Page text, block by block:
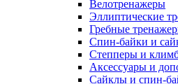
Велотренажеры
Эллиптические
Гребные
Спин-байки и
Степперы и
Аксессуары и
Сайклы и спин-